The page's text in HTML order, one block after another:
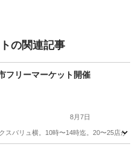
の関連記事
フリーマーケット開催
8月7日
スバリュ横。10時〜14時迄。20〜25店が